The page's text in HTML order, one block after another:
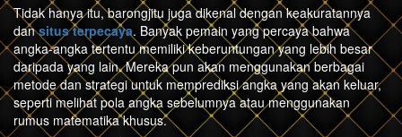
Tidak hanya itu, barongjitu juga dikenal dengan keakuratannya
dansitus terpecaya. Banyak pemain yang percaya bahwa
angka-angka tertentu memiliki keberuntungan yang lebih besar
daripada yang lain. Mereka pun akan menggunakan berbagai
metode dan strategi untuk memprediksi angka yang akan keluar,
seperti melihat pola angka sebelumnya atau menggunakan
rumus matematika khusus.